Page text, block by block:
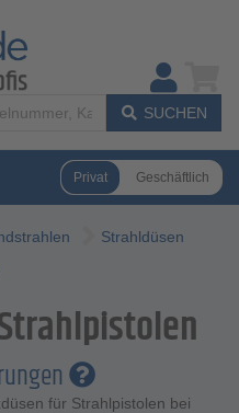
SUCHEN
Privat Geschäftlich
Strahldüsen
für Strahlpistolen bei